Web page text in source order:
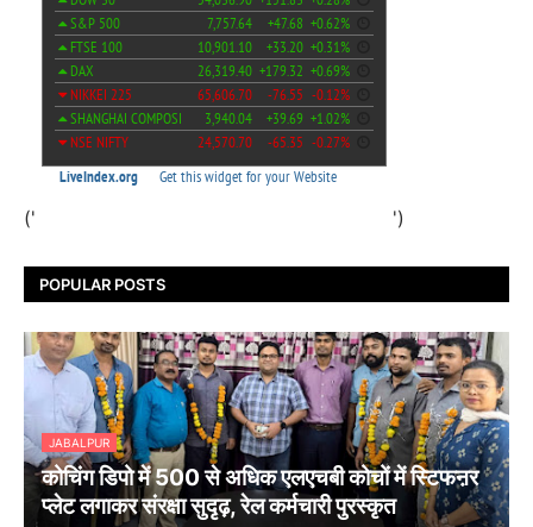
(' ')
POPULAR POSTS
JABALPUR
कोचिंग डिपो में 500 से अधिक एलएचबी कोचों में स्टिफऩर
प्लेट लगाकर संरक्षा सुदृढ़, रेल कर्मचारी पुरस्कृत